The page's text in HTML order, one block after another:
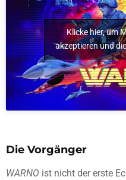
Klicke hier, um
akzeptieren und
Die Vorgänger
WARNO ist nicht der erste